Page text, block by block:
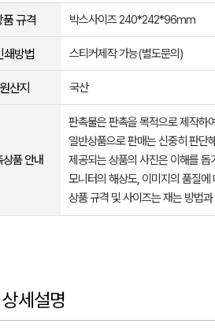
품 규격 박스사이즈 240*242*96mm
쇄방법 스티커제작 가능(별도문의)
원산지 국산
상품 안내
판촉물은 판촉을 목적으로 제작하
일반상품으로 판매는 신중히 판단
제공되는 상품의 사진은 이해를
모니터의 해상도, 이미지의 품질
상품 규격 및 사이즈는 재는 방법
세설명